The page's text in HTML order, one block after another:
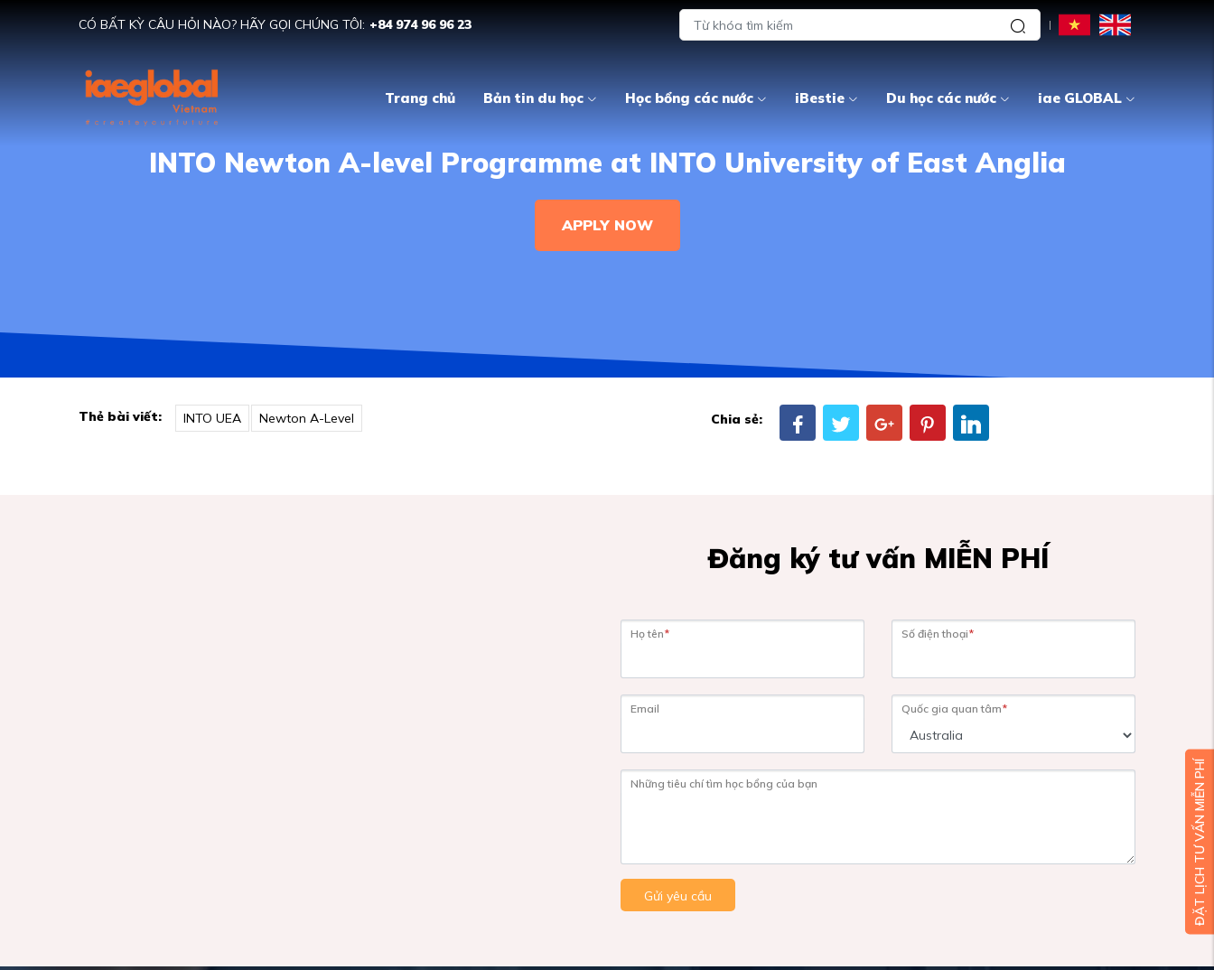
CÓ BẤT KỲ CÂU HỎI NÀO? HÃY GỌI CHÚNG TÔI: +84 974 96 96 23
Trang chủ Bản tin du học Học bổng các nước iBestie Du học các nước iae GLOBAL
INTO Newton A-level Programme at INTO University of East Anglia
APPLY NOW
Thẻ bài viết: INTO UEA Newton A-Level Chia sẻ:
Đăng ký tư vấn MIỄN PHÍ
Họ tên* Số điện thoại*
Email Quốc gia quan tâm*
Những tiêu chí tìm học bổng của bạn
Gửi yêu cầu ĐẶT LỊCH TƯ VẤN MIỄN PHÍ